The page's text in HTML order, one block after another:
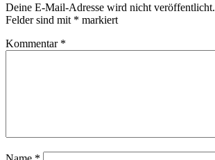
Deine E-Mail-Adresse wird nicht veröffentlicht.
Felder sind mit * markiert
Kommentar *